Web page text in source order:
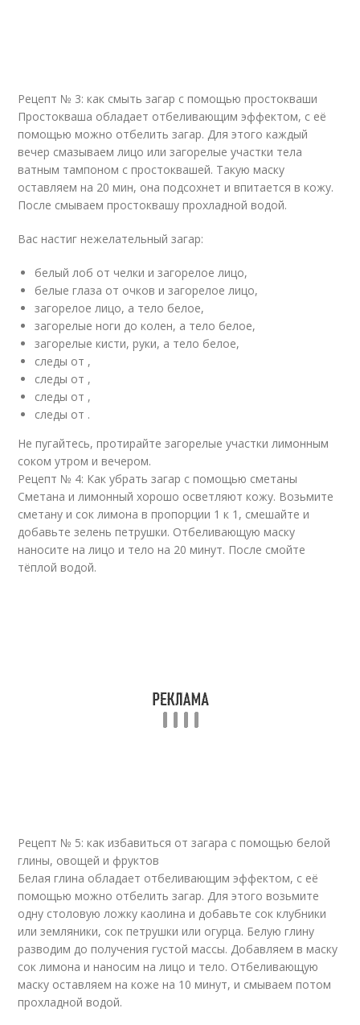
Рецепт № 3: как смыть загар с помощью простокваши
Простокваша обладает отбеливающим эффектом, с её
помощью можно отбелить загар. Для этого каждый
вечер смазываем лицо или загорелые участки тела
ватным тампоном с простоквашей. Такую маску
оставляем на 20 мин, она подсохнет и впитается в кожу.
После смываем простоквашу прохладной водой.
Вас настиг нежелательный загар:
белый лоб от челки и загорелое лицо,
белые глаза от очков и загорелое лицо,
загорелое лицо, а тело белое,
загорелые ноги до колен, а тело белое,
загорелые кисти, руки, а тело белое,
следы от ,
следы от ,
следы от ,
следы от .
Не пугайтесь, протирайте загорелые участки лимонным
соком утром и вечером.
Рецепт № 4: Как убрать загар с помощью сметаны
Сметана и лимонный хорошо осветляют кожу. Возьмите
сметану и сок лимона в пропорции 1 к 1, смешайте и
добавьте зелень петрушки. Отбеливающую маску
наносите на лицо и тело на 20 минут. После смойте
тёплой водой.
Рецепт № 5: как избавиться от загара с помощью белой
глины, овощей и фруктов
Белая глина обладает отбеливающим эффектом, с её
помощью можно отбелить загар. Для этого возьмите
одну столовую ложку каолина и добавьте сок клубники
или земляники, сок петрушки или огурца. Белую глину
разводим до получения густой массы. Добавляем в маску
сок лимона и наносим на лицо и тело. Отбеливающую
маску оставляем на коже на 10 минут, и смываем потом
прохладной водой.